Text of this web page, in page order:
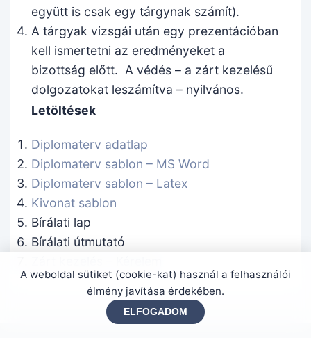
együtt is csak egy tárgynak számít).
A tárgyak vizsgái után egy prezentációban
kell ismertetni az eredményeket a
bizottság előtt. A védés – a zárt kezelésű
dolgozatokat leszámítva – nyilvános.
Letöltések
Diplomaterv adatlap
Diplomaterv sablon – MS Word
Diplomaterv sablon – Latex
Kivonat sablon
Bírálati lap
Bírálati útmutató
A weboldal sütiket (cookie-kat) használ a felhasználói
élmény javítása érdekében.
ELFOGADOM